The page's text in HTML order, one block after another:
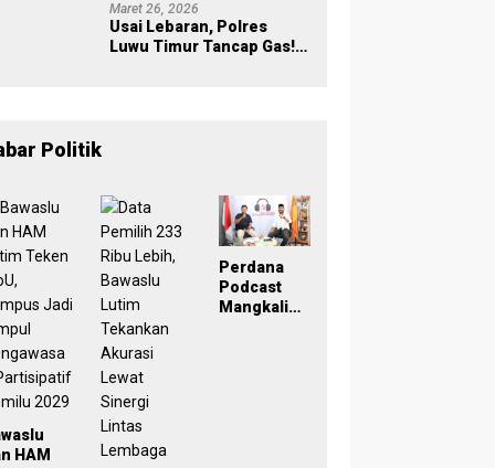
Maret 26, 2026
Usai Lebaran, Polres
Luwu Timur Tancap Gas!
Politik
HAM
Perdana
Podcast
Mangkaling